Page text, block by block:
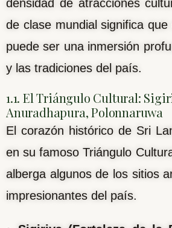
densidad de atracciones
de clase mundial significa
puede ser una inmersión
y las tradiciones del país.
1.1. El Triángulo Cultural:
Anuradhapura, Polonnaruwa
El corazón histórico de Sri
en su famoso Triángulo
alberga algunos de los sitios
impresionantes del país.